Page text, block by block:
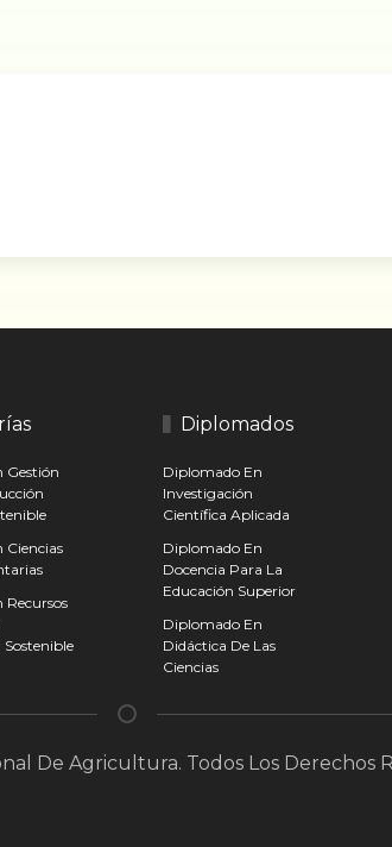
Gestión
Ciencias
Recursos
Diplomados
Diplomado En
Investigación
Científica Aplicada
Diplomado En
Docencia Para La
Educación Superior
Diplomado En
Didáctica De Las
Ciencias
De Agricultura. Todos Los Derechos